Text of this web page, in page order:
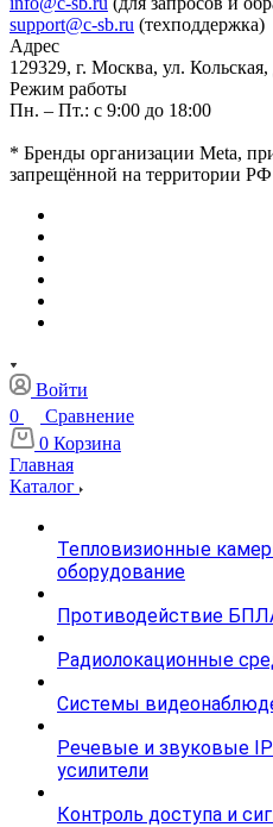
support@c-sb.ru (техподдержка)
Адрес
129329, г. Москва, ул. Кольская,
Режим работы
Пн. – Пт.: с 9:00 до 18:00
* Бренды организации Meta,
запрещённой на территории РФ
Войти
0
Сравнение
0 Корзина
Главная
Каталог
Тепловизионные
оборудование
Противодействие
Радиолокационные
Системы
Речевые и звуковые
усилители
Контроль доступа и